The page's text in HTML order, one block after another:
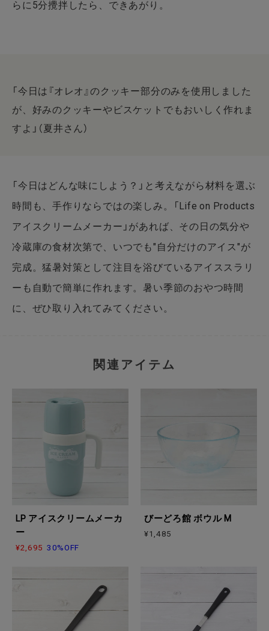
らに5分攪拌したら、できあがり。
「今日は『オレオ』のクッキー部分のみを使用しました
が、好みのクッキーやビスケットでもおいしく作れま
すよ」（夏井さん）
「今日はどんな味にしよう？」と考えながら材料を選ぶ
時間も、手作りならではの楽しみ。「Life on Products
アイスクリームメーカー」があれば、その日の気分や
冷蔵庫の食材次第で、いつでも"自分だけのアイス"が
完成。猛暑対策として注目を浴びているアイススラリ
ーも自動で簡単に作れます。暑い季節のおやつ時間
に、ぜひ取り入れてみてください。
関連アイテム
LP アイスクリームメーカ
ー
¥2,695 30%OFF
びーどろ館 ボウル M
¥1,485